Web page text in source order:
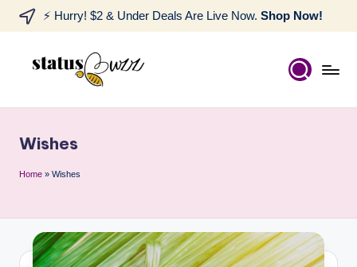
⚡ Hurry! $2 & Under Deals Are Live Now. Shop Now!
Wishes
Home » Wishes